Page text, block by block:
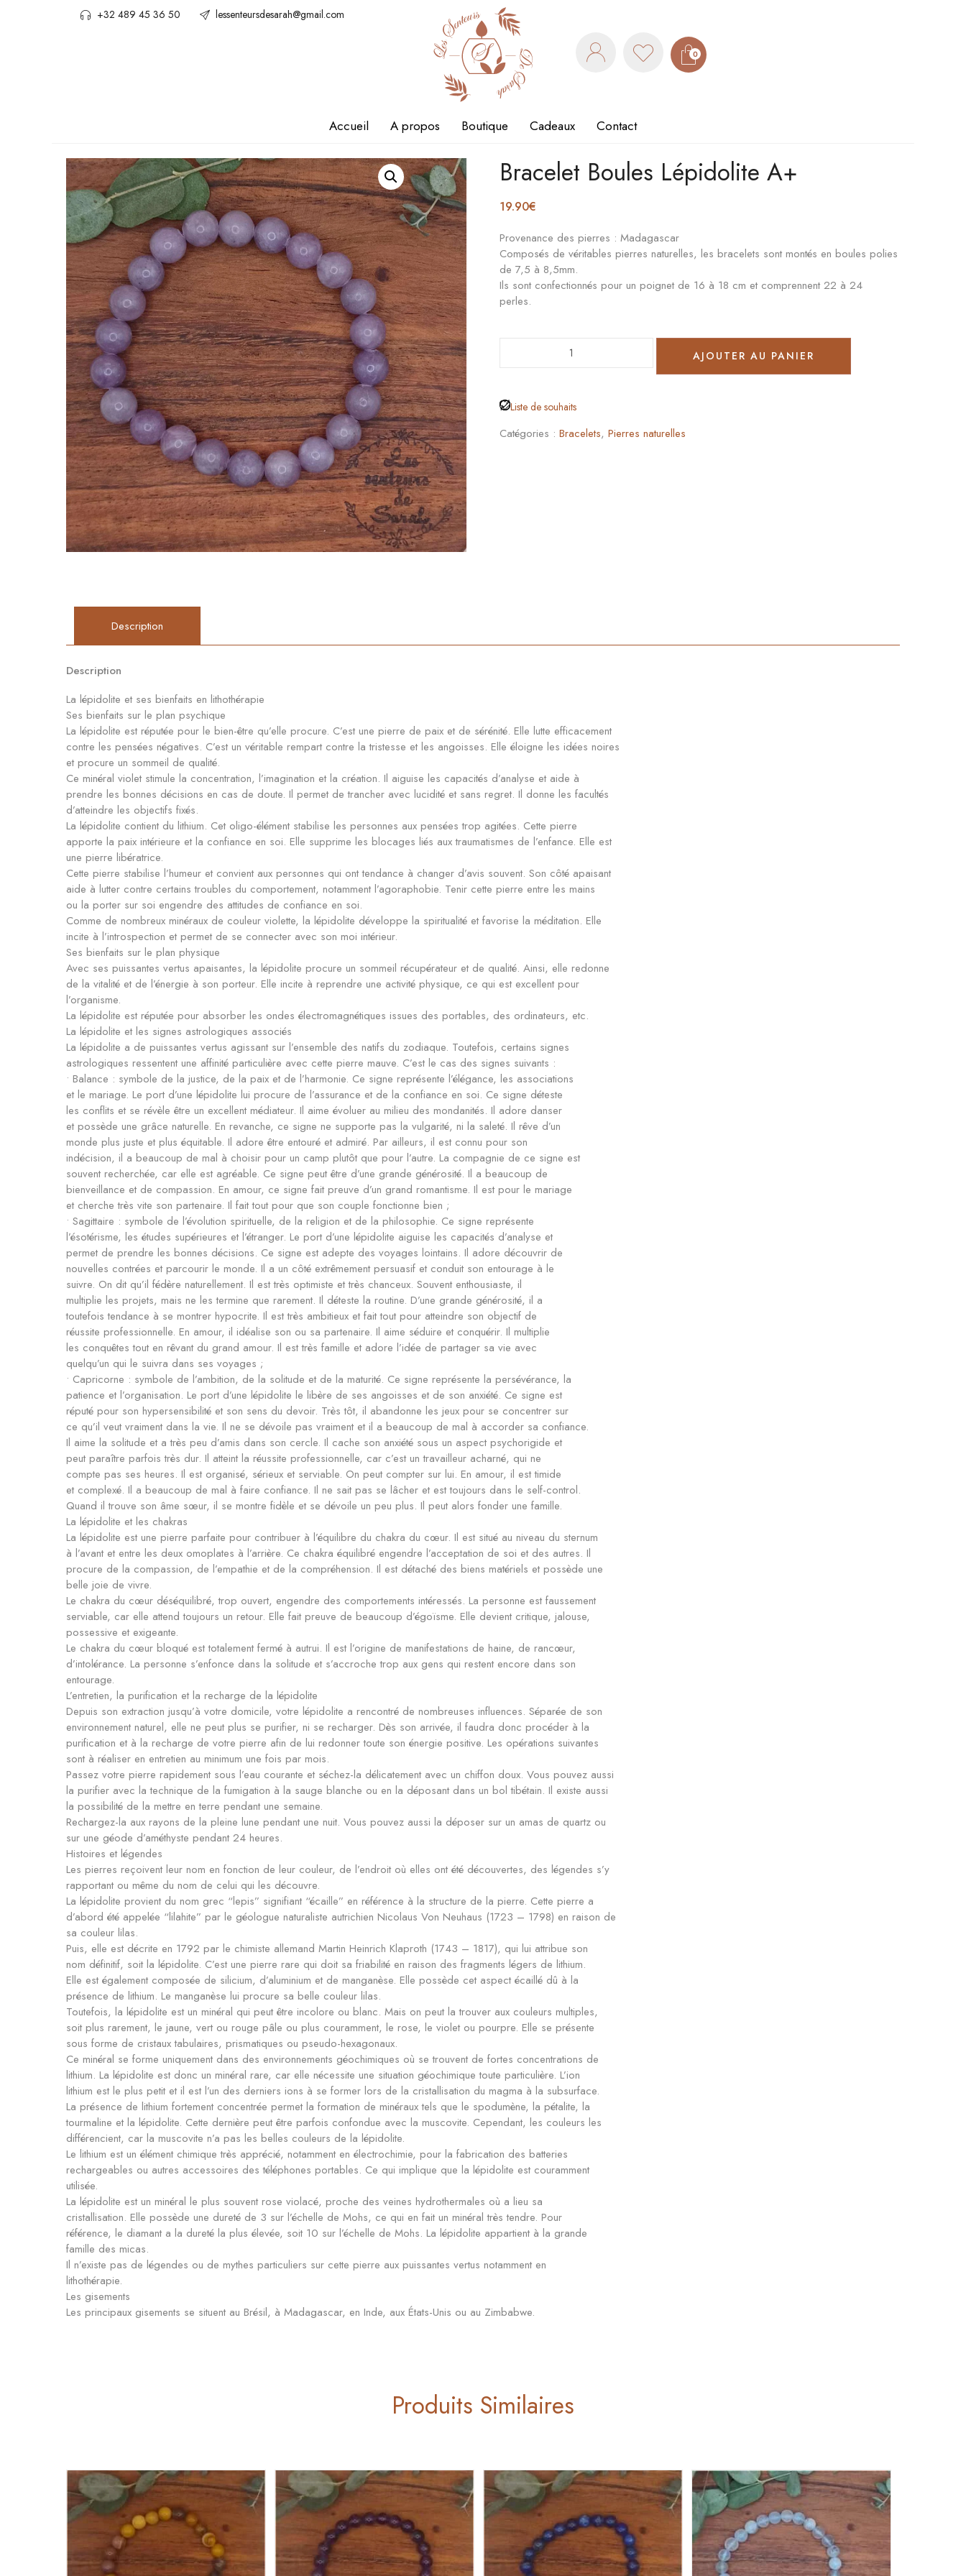
+32 489 45 36 50 lessenteursdesarah@gmail.com
0
Accueil A propos Boutique Cadeaux Contact
Bracelet Boules Lépidolite A+
19.90€
Provenance des pierres : Madagascar
Composés de véritables pierres naturelles, les bracelets sont montés en boules polies
de 7,5 à 8,5mm.
Ils sont confectionnés pour un poignet de 16 à 18 cm et comprennent 22 à 24
perles.
AJOUTER AU PANIER
Liste de souhaits
Catégories :Bracelets,Pierres naturelles
Description
Description
La lépidolite et ses bienfaits en lithothérapie
Ses bienfaits sur le plan psychique
La lépidolite est réputée pour le bien-être qu’elle procure. C’est une pierre de paix et de sérénité. Elle lutte efficacement
contre les pensées négatives. C’est un véritable rempart contre la tristesse et les angoisses. Elle éloigne les idées noires
et procure un sommeil de qualité.
Ce minéral violet stimule la concentration, l’imagination et la création. Il aiguise les capacités d’analyse et aide à
prendre les bonnes décisions en cas de doute. Il permet de trancher avec lucidité et sans regret. Il donne les facultés
d’atteindre les objectifs fixés.
La lépidolite contient du lithium. Cet oligo-élément stabilise les personnes aux pensées trop agitées. Cette pierre
apporte la paix intérieure et la confiance en soi. Elle supprime les blocages liés aux traumatismes de l’enfance. Elle est
une pierre libératrice.
Cette pierre stabilise l’humeur et convient aux personnes qui ont tendance à changer d’avis souvent. Son côté apaisant
aide à lutter contre certains troubles du comportement, notamment l’agoraphobie. Tenir cette pierre entre les mains
ou la porter sur soi engendre des attitudes de confiance en soi.
Comme de nombreux minéraux de couleur violette, la lépidolite développe la spiritualité et favorise la méditation. Elle
incite à l’introspection et permet de se connecter avec son moi intérieur.
Ses bienfaits sur le plan physique
Avec ses puissantes vertus apaisantes, la lépidolite procure un sommeil récupérateur et de qualité. Ainsi, elle redonne
de la vitalité et de l’énergie à son porteur. Elle incite à reprendre une activité physique, ce qui est excellent pour
l’organisme.
La lépidolite est réputée pour absorber les ondes électromagnétiques issues des portables, des ordinateurs, etc.
La lépidolite et les signes astrologiques associés
La lépidolite a de puissantes vertus agissant sur l’ensemble des natifs du zodiaque. Toutefois, certains signes
astrologiques ressentent une affinité particulière avec cette pierre mauve. C’est le cas des signes suivants :
• Balance : symbole de la justice, de la paix et de l’harmonie. Ce signe représente l’élégance, les associations
et le mariage. Le port d’une lépidolite lui procure de l’assurance et de la confiance en soi. Ce signe déteste
les conflits et se révèle être un excellent médiateur. Il aime évoluer au milieu des mondanités. Il adore danser
et possède une grâce naturelle. En revanche, ce signe ne supporte pas la vulgarité, ni la saleté. Il rêve d’un
monde plus juste et plus équitable. Il adore être entouré et admiré. Par ailleurs, il est connu pour son
indécision, il a beaucoup de mal à choisir pour un camp plutôt que pour l’autre. La compagnie de ce signe est
souvent recherchée, car elle est agréable. Ce signe peut être d’une grande générosité. Il a beaucoup de
bienveillance et de compassion. En amour, ce signe fait preuve d’un grand romantisme. Il est pour le mariage
et cherche très vite son partenaire. Il fait tout pour que son couple fonctionne bien ;
• Sagittaire : symbole de l’évolution spirituelle, de la religion et de la philosophie. Ce signe représente
l’ésotérisme, les études supérieures et l’étranger. Le port d’une lépidolite aiguise les capacités d’analyse et
permet de prendre les bonnes décisions. Ce signe est adepte des voyages lointains. Il adore découvrir de
nouvelles contrées et parcourir le monde. Il a un côté extrêmement persuasif et conduit son entourage à le
suivre. On dit qu’il fédère naturellement. Il est très optimiste et très chanceux. Souvent enthousiaste, il
multiplie les projets, mais ne les termine que rarement. Il déteste la routine. D’une grande générosité, il a
toutefois tendance à se montrer hypocrite. Il est très ambitieux et fait tout pour atteindre son objectif de
réussite professionnelle. En amour, il idéalise son ou sa partenaire. Il aime séduire et conquérir. Il multiplie
les conquêtes tout en rêvant du grand amour. Il est très famille et adore l’idée de partager sa vie avec
quelqu’un qui le suivra dans ses voyages ;
• Capricorne : symbole de l’ambition, de la solitude et de la maturité. Ce signe représente la persévérance, la
patience et l’organisation. Le port d’une lépidolite le libère de ses angoisses et de son anxiété. Ce signe est
réputé pour son hypersensibilité et son sens du devoir. Très tôt, il abandonne les jeux pour se concentrer sur
ce qu’il veut vraiment dans la vie. Il ne se dévoile pas vraiment et il a beaucoup de mal à accorder sa confiance.
Il aime la solitude et a très peu d’amis dans son cercle. Il cache son anxiété sous un aspect psychorigide et
peut paraître parfois très dur. Il atteint la réussite professionnelle, car c’est un travailleur acharné, qui ne
compte pas ses heures. Il est organisé, sérieux et serviable. On peut compter sur lui. En amour, il est timide
et complexé. Il a beaucoup de mal à faire confiance. Il ne sait pas se lâcher et est toujours dans le self-control.
Quand il trouve son âme sœur, il se montre fidèle et se dévoile un peu plus. Il peut alors fonder une famille.
La lépidolite et les chakras
La lépidolite est une pierre parfaite pour contribuer à l’équilibre du chakra du cœur. Il est situé au niveau du sternum
à l’avant et entre les deux omoplates à l’arrière. Ce chakra équilibré engendre l’acceptation de soi et des autres. Il
procure de la compassion, de l’empathie et de la compréhension. Il est détaché des biens matériels et possède une
belle joie de vivre.
Le chakra du cœur déséquilibré, trop ouvert, engendre des comportements intéressés. La personne est faussement
serviable, car elle attend toujours un retour. Elle fait preuve de beaucoup d’égoïsme. Elle devient critique, jalouse,
possessive et exigeante.
Le chakra du cœur bloqué est totalement fermé à autrui. Il est l’origine de manifestations de haine, de rancœur,
d’intolérance. La personne s’enfonce dans la solitude et s’accroche trop aux gens qui restent encore dans son
entourage.
L’entretien, la purification et la recharge de la lépidolite
Depuis son extraction jusqu’à votre domicile, votre lépidolite a rencontré de nombreuses influences. Séparée de son
environnement naturel, elle ne peut plus se purifier, ni se recharger. Dès son arrivée, il faudra donc procéder à la
purification et à la recharge de votre pierre afin de lui redonner toute son énergie positive. Les opérations suivantes
sont à réaliser en entretien au minimum une fois par mois.
Passez votre pierre rapidement sous l’eau courante et séchez-la délicatement avec un chiffon doux. Vous pouvez aussi
la purifier avec la technique de la fumigation à la sauge blanche ou en la déposant dans un bol tibétain. Il existe aussi
la possibilité de la mettre en terre pendant une semaine.
Rechargez-la aux rayons de la pleine lune pendant une nuit. Vous pouvez aussi la déposer sur un amas de quartz ou
sur une géode d’améthyste pendant 24 heures.
Histoires et légendes
Les pierres reçoivent leur nom en fonction de leur couleur, de l’endroit où elles ont été découvertes, des légendes s’y
rapportant ou même du nom de celui qui les découvre.
La lépidolite provient du nom grec “lepis” signifiant “écaille” en référence à la structure de la pierre. Cette pierre a
d’abord été appelée “lilahite” par le géologue naturaliste autrichien Nicolaus Von Neuhaus (1723 – 1798) en raison de
sa couleur lilas.
Puis, elle est décrite en 1792 par le chimiste allemand Martin Heinrich Klaproth (1743 – 1817), qui lui attribue son
nom définitif, soit la lépidolite. C’est une pierre rare qui doit sa friabilité en raison des fragments légers de lithium.
Elle est également composée de silicium, d’aluminium et de manganèse. Elle possède cet aspect écaillé dû à la
présence de lithium. Le manganèse lui procure sa belle couleur lilas.
Toutefois, la lépidolite est un minéral qui peut être incolore ou blanc. Mais on peut la trouver aux couleurs multiples,
soit plus rarement, le jaune, vert ou rouge pâle ou plus couramment, le rose, le violet ou pourpre. Elle se présente
sous forme de cristaux tabulaires, prismatiques ou pseudo-hexagonaux.
Ce minéral se forme uniquement dans des environnements géochimiques où se trouvent de fortes concentrations de
lithium. La lépidolite est donc un minéral rare, car elle nécessite une situation géochimique toute particulière. L’ion
lithium est le plus petit et il est l’un des derniers ions à se former lors de la cristallisation du magma à la subsurface.
La présence de lithium fortement concentrée permet la formation de minéraux tels que le spodumène, la pétalite, la
tourmaline et la lépidolite. Cette dernière peut être parfois confondue avec la muscovite. Cependant, les couleurs les
différencient, car la muscovite n’a pas les belles couleurs de la lépidolite.
Le lithium est un élément chimique très apprécié, notamment en électrochimie, pour la fabrication des batteries
rechargeables ou autres accessoires des téléphones portables. Ce qui implique que la lépidolite est couramment
utilisée.
La lépidolite est un minéral le plus souvent rose violacé, proche des veines hydrothermales où a lieu sa
cristallisation. Elle possède une dureté de 3 sur l’échelle de Mohs, ce qui en fait un minéral très tendre. Pour
référence, le diamant a la dureté la plus élevée, soit 10 sur l’échelle de Mohs. La lépidolite appartient à la grande
famille des micas.
Il n’existe pas de légendes ou de mythes particuliers sur cette pierre aux puissantes vertus notamment en
lithothérapie.
Les gisements
Les principaux gisements se situent au Brésil, à Madagascar, en Inde, aux États-Unis ou au Zimbabwe.
Produits Similaires